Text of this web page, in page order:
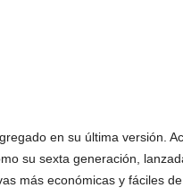
en su última versión.
su sexta generación,
más económicas y fáciles